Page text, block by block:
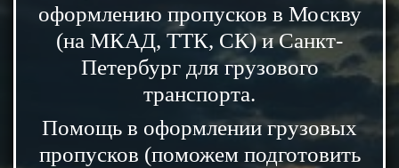
оформлению пропусков в Москву
(на МКАД, ТТК, СК) и Санкт-
Петербург для грузового
транспорта.
Помощь в оформлении грузовых
пропусков (поможем подготовить